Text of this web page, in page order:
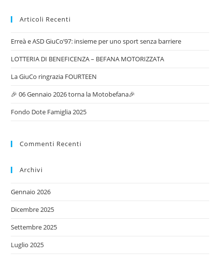
Articoli Recenti
Erreà e ASD GiuCo’97: insieme per uno sport senza barriere
LOTTERIA DI BENEFICENZA – BEFANA MOTORIZZATA
La GiuCo ringrazia FOURTEEN
🎉 06 Gennaio 2026 torna la Motobefana🎉
Fondo Dote Famiglia 2025
Commenti Recenti
Archivi
Gennaio 2026
Dicembre 2025
Settembre 2025
Luglio 2025